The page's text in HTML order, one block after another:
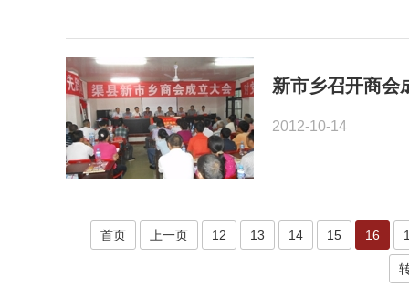
新市乡召开商会
2012-10-14
首页 上一页 12 13 14 15 16